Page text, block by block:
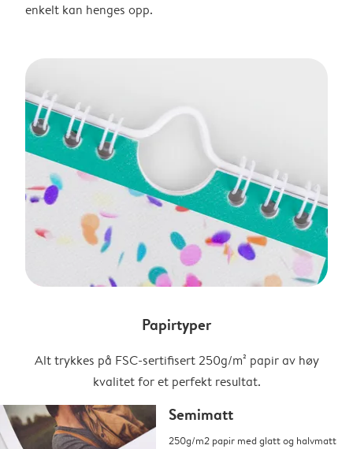
enkelt kan henges opp.
Papirtyper
Alt trykkes på FSC-sertifisert 250g/m² papir av høy
kvalitet for et perfekt resultat.
Semimatt
250g/m2 papir med glatt og halvmatt